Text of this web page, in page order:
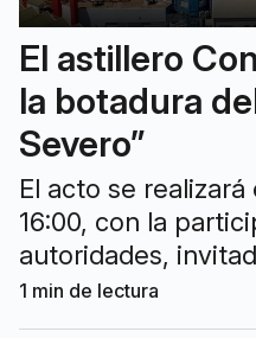
El astillero
la botadura
Severo”
El acto se realizará
16:00, con la
autoridades,
la embarcación.
156 producida en
1 min de lectura